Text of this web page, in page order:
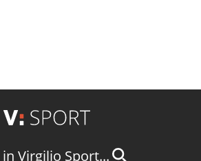
in Virgilio Sport...